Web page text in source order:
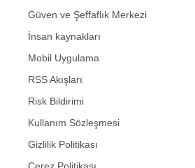
Güven ve Şeffaflık Merkezi
İnsan kaynakları
Mobil Uygulama
RSS Akışları
Risk Bildirimi
Kullanım Sözleşmesi
Gizlilik Politikası